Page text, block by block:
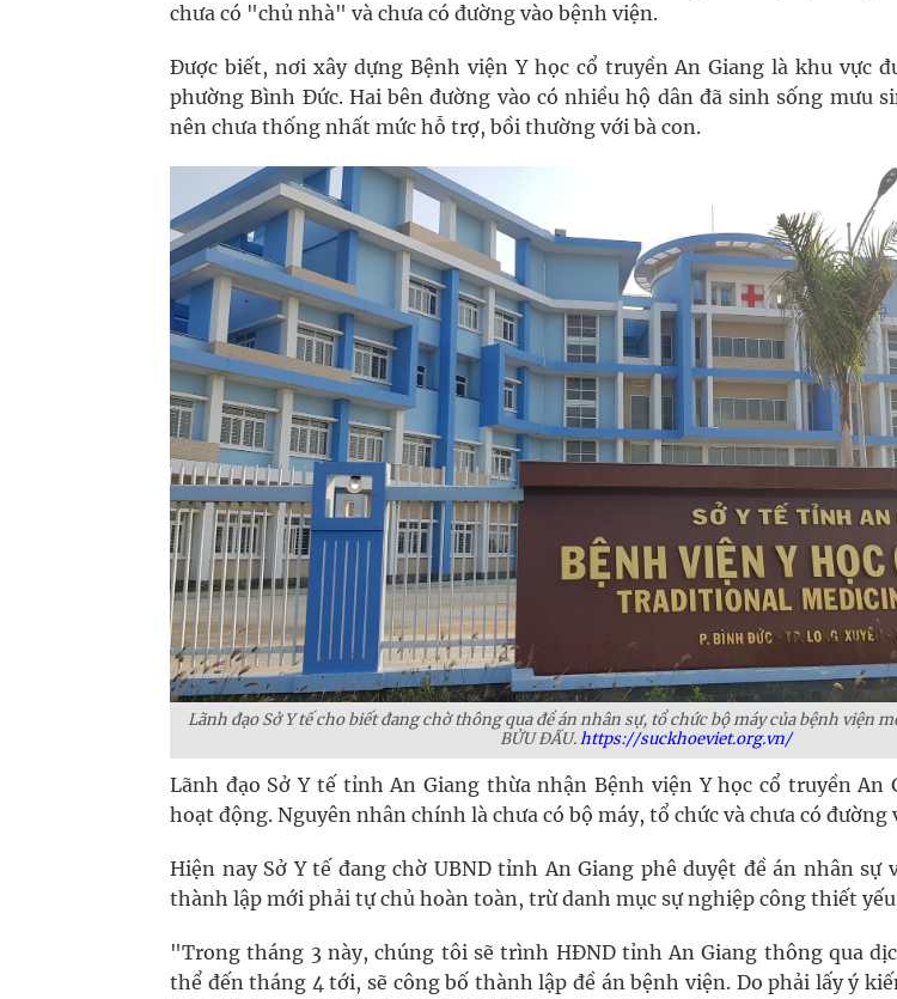
chưa có "chủ nhà" và chưa có đường vào bệnh viện.
Được biết, nơi xây dựng Bệnh viện Y học cổ truyền An Giang là khu vực
phường Bình Đức. Hai bên đường vào có nhiều hộ dân đã sinh sống mưu
nên chưa thống nhất mức hỗ trợ, bồi thường với bà con.
Lãnh đạo Sở Y tế cho biết đang chờ thông qua đề án nhân sự, tổ chức bộ máy của bệnh viện
BỬU ĐẤU.https://suckhoeviet.org.vn/
Lãnh đạo Sở Y tế tỉnh An Giang thừa nhận Bệnh viện Y học cổ truyền An
hoạt động. Nguyên nhân chính là chưa có bộ máy, tổ chức và chưa có đường
Hiện nay Sở Y tế đang chờ UBND tỉnh An Giang phê duyệt đề án nhân
thành lập mới phải tự chủ hoàn toàn, trừ danh mục sự nghiệp công thiết
"Trong tháng 3 này, chúng tôi sẽ trình HĐND tỉnh An Giang thông qua
thể đến tháng 4 tới, sẽ công bố thành lập đề án bệnh viện. Do phải lấy ý